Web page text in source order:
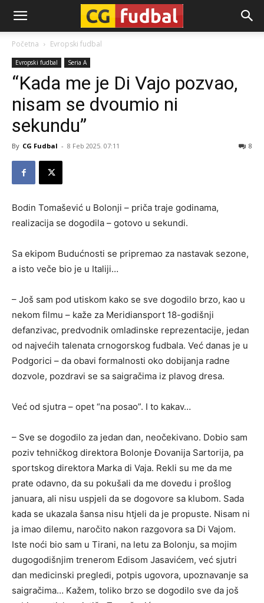
CG-
Fudbal
Početna Evropski fudbal
Evropski fudbal Seria A
“Kada me je Di Vajo pozvao,
nisam se dvoumio ni
sekundu”
By CG Fudbal - 8 Feb 2025. 07:11 8
Bodin Tomašević u Bolonji – priča traje godinama,
realizacija se dogodila – gotovo u sekundi.
Sa ekipom Budućnosti se pripremao za nastavak sezone,
a isto veče bio je u Italiji…
– Još sam pod utiskom kako se sve dogodilo brzo, kao u
nekom filmu – kaže za Meridiansport 18-godišnji
defanzivac, predvodnik omladinske reprezentacije, jedan
od najvećih talenata crnogorskog fudbala. Već danas je u
Podgorici – da obavi formalnosti oko dobijanja radne
dozvole, pozdravi se sa saigračima iz plavog dresa.
Već od sjutra – opet “na posao”. I to kakav…
– Sve se dogodilo za jedan dan, neočekivano. Dobio sam
poziv tehničkog direktora Bolonje Đovanija Sartorija, pa
sportskog direktora Marka di Vaja. Rekli su me da me
prate odavno, da su pokušali da me dovedu i prošlog
januara, ali nisu uspjeli da se dogovore sa klubom. Sada
kada se ukazala šansa nisu htjeli da je propuste. Nisam ni
ja imao dilemu, naročito nakon razgovora sa Di Vajom.
Iste noći bio sam u Tirani, na letu za Bolonju, sa mojim
dugogodišnjim trenerom Edisom Jasavićem, već sjutri
dan medicinski pregledi, potpis ugovora, upoznavanje sa
saigračima… Kažem, toliko brzo se dogodilo sve da još